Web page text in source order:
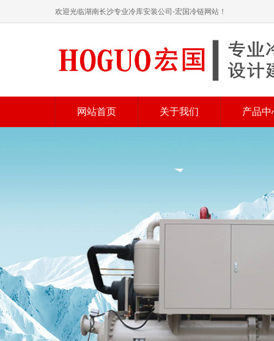
欢迎光临湖南长沙专业冷库安装公司-宏国冷链网站！
网站首页 关于我们 产品中